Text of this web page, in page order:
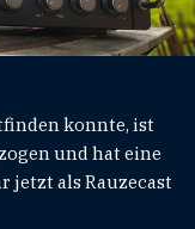
konnte, ist
und hat eine
jetzt als Rauzecast